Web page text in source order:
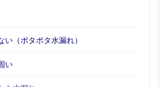
い（ポタポタ水漏れ）
い